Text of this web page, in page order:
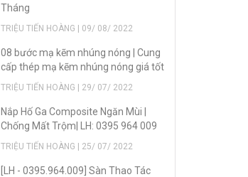
Tháng
TRIỆU TIẾN HOÀNG | 09/ 08/ 2022
08 bước mạ kẽm nhúng nóng | Cung
cấp thép mạ kẽm nhúng nóng giá tốt
TRIỆU TIẾN HOÀNG | 29/ 07/ 2022
Nắp Hố Ga Composite Ngăn Mùi |
Chống Mất Trộm| LH: 0395 964 009
TRIỆU TIẾN HOÀNG | 25/ 07/ 2022
[LH - 0395.964.009] Sàn Thao Tác